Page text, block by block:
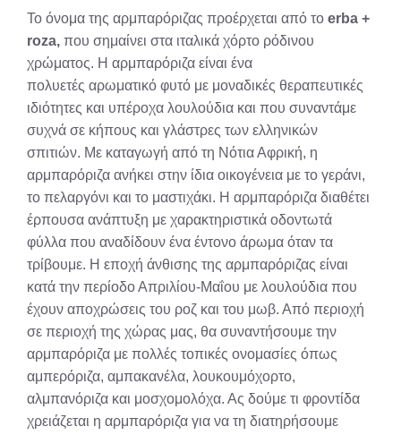
(Twitter)
Το όνομα της αρμπαρόριζας προέρχεται από το erba +
roza, που σημαίνει στα ιταλικά χόρτο ρόδινου
χρώματος. Η αρμπαρόριζα είναι ένα
πολυετές αρωματικό φυτό με μοναδικές θεραπευτικές
ιδιότητες και υπέροχα λουλούδια και που συναντάμε
συχνά σε κήπους και γλάστρες των ελληνικών
σπιτιών. Με καταγωγή από τη Νότια Αφρική, η
αρμπαρόριζα ανήκει στην ίδια οικογένεια με το γεράνι,
το πελαργόνι και το μαστιχάκι. Η αρμπαρόριζα διαθέτει
έρπουσα ανάπτυξη με χαρακτηριστικά οδοντωτά
φύλλα που αναδίδουν ένα έντονο άρωμα όταν τα
τρίβουμε. Η εποχή άνθισης της αρμπαρόριζας είναι
κατά την περίοδο Απριλίου-Μαΐου με λουλούδια που
έχουν αποχρώσεις του ροζ και του μωβ. Από περιοχή
σε περιοχή της χώρας μας, θα συναντήσουμε την
αρμπαρόριζα με πολλές τοπικές ονομασίες όπως
αμπερόριζα, αμπακανέλα, λουκουμόχορτο,
αλμπανόριζα και μοσχομολόχα. Ας δούμε τι φροντίδα
χρειάζεται η αρμπαρόριζα για να τη διατηρήσουμε